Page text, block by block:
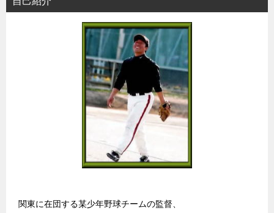
関東に在団する某少年野球チームの監督、